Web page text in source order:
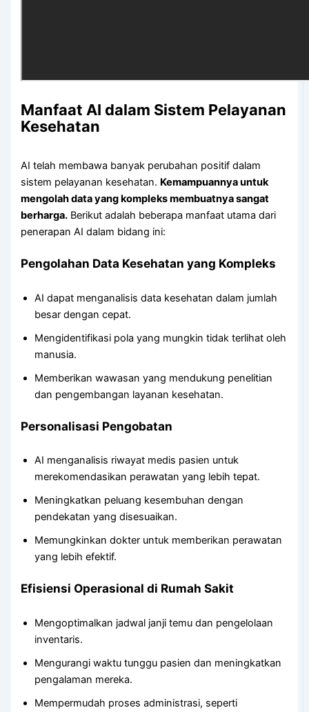
Manfaat AI dalam Sistem Pelayanan
Kesehatan
AI telah membawa banyak perubahan positif dalam
sistem pelayanan kesehatan. Kemampuannya untuk
mengolah data yang kompleks membuatnya sangat
berharga. Berikut adalah beberapa manfaat utama dari
penerapan AI dalam bidang ini:
Pengolahan Data Kesehatan yang Kompleks
AI dapat menganalisis data kesehatan dalam jumlah
besar dengan cepat.
Mengidentifikasi pola yang mungkin tidak terlihat oleh
manusia.
Memberikan wawasan yang mendukung penelitian
dan pengembangan layanan kesehatan.
Personalisasi Pengobatan
AI menganalisis riwayat medis pasien untuk
merekomendasikan perawatan yang lebih tepat.
Meningkatkan peluang kesembuhan dengan
pendekatan yang disesuaikan.
Memungkinkan dokter untuk memberikan perawatan
yang lebih efektif.
Efisiensi Operasional di Rumah Sakit
Mengoptimalkan jadwal janji temu dan pengelolaan
inventaris.
Mengurangi waktu tunggu pasien dan meningkatkan
pengalaman mereka.
Mempermudah proses administrasi, seperti